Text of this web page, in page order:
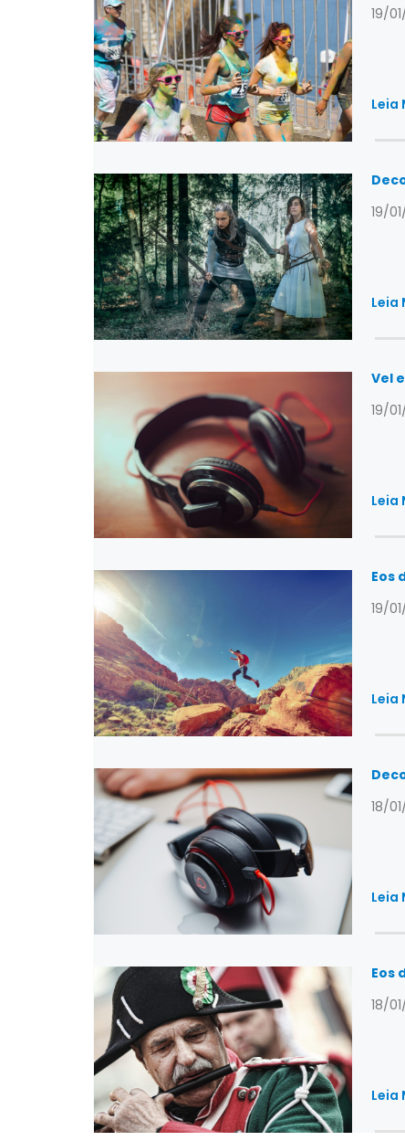
19/
Leia
19/
Leia
Vel
19/
Leia
Eos
19/
Leia
18/
Leia
Eos
18/
Leia